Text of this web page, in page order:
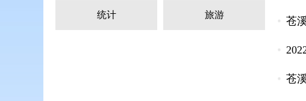
统计 旅游
苍
苍